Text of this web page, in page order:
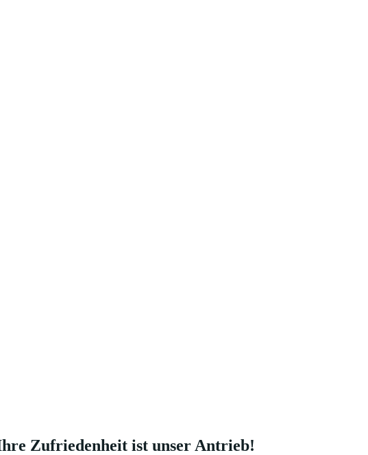
Zufriedenheit ist unser Antrieb!